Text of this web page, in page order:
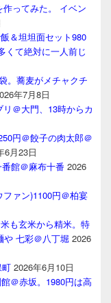
ってみた。 イベン
＆坦坦面セット980
くて絶対に一人前じ
。蕎麦がメチャクチ
年7月8日
＠大門、13時からカ
円＠餃子の肉太郎＠
6月23日
館＠麻布十番 2026
ァン)1100円＠柏宴
も玄米から精米。特
や 七彩＠八丁堀 2026
2026年6月10日
＠赤坂。1980円は高